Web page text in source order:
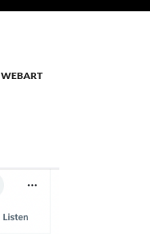
WEBART